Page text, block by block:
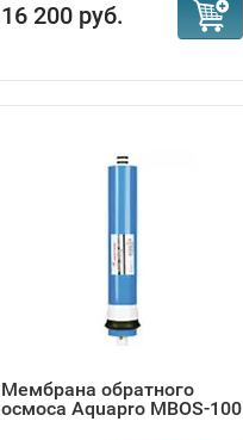
16 200 руб.
Мембрана обратного
осмоса Aquapro MBOS-100